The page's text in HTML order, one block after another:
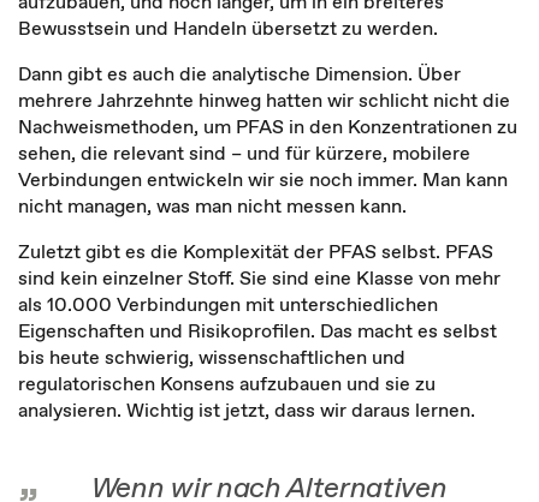
Bewusstsein und Handeln übersetzt zu werden.
Dann gibt es auch die analytische Dimension. Über
mehrere Jahrzehnte hinweg hatten wir schlicht nicht die
Nachweismethoden, um PFAS in den Konzentrationen zu
sehen, die relevant sind – und für kürzere, mobilere
Verbindungen entwickeln wir sie noch immer. Man kann
nicht managen, was man nicht messen kann.
Zuletzt gibt es die Komplexität der PFAS selbst. PFAS
sind kein einzelner Stoff. Sie sind eine Klasse von mehr
als 10.000 Verbindungen mit unterschiedlichen
Eigenschaften und Risikoprofilen. Das macht es selbst
bis heute schwierig, wissenschaftlichen und
regulatorischen Konsens aufzubauen und sie zu
analysieren. Wichtig ist jetzt, dass wir daraus lernen.
Wenn wir nach Alternativen